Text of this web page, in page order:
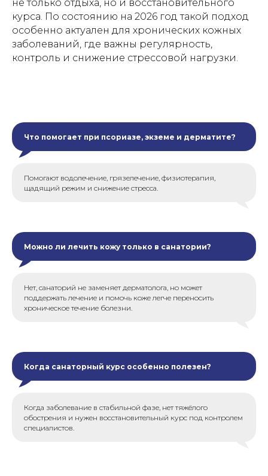
не только отдыха, но и восстановительного
курса. По состоянию на 2026 год такой подход
особенно актуален для хронических кожных
заболеваний, где важны регулярность,
контроль и снижение стрессовой нагрузки.
Что помогает при псориазе, экземе и дерматите?
Помогают водолечение, грязелечение, физиотерапия,
щадящий режим и снижение стресса.
Можно ли лечить кожу только в санатории?
Нет, санаторий не заменяет дерматолога, но может
поддержать лечение и помочь коже легче переносить
хроническое течение болезни.
Когда санаторный курс особенно полезен?
Когда заболевание в стабильной фазе, нет тяжёлого
обострения и нужен восстановительный курс под контролем
специалистов.